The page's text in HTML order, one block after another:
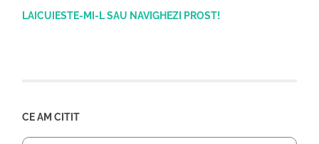
LAICUIESTE-MI-L SAU NAVIGHEZI PROST!
CE AM CITIT